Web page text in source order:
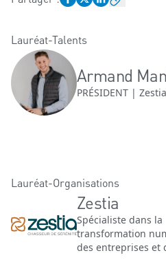
Lauréat-Talents
Armand
PRÉSIDENT | Zestia
Lauréat-Organisations
Zestia
Spécialiste dans la
transformation
des entreprises et